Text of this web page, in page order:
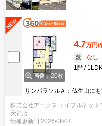
画像：20枚
4.7万円(
敷
なし
1階
1LDK
サンパラソルＡ：仏生山に
おり、とても充実していま
下収納など豊富なので、広
ちらはペット対応の物件です
株式会社アークス エイブルネット
天神店
情報更新日 2026/08/07